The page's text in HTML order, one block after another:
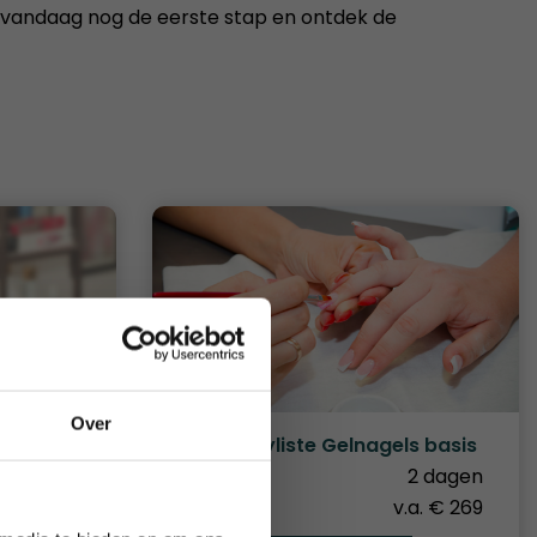
Over
nog de eerste stap en ontdek de
Nagelstyliste Gelnagels basis
2 dagen
v.a. € 269
2026.